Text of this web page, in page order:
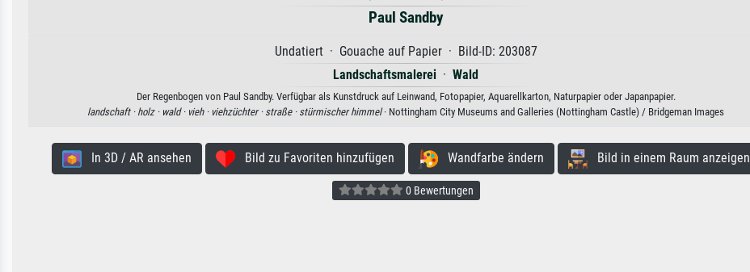
Paul Sandby
Undatiert · Gouache auf Papier · Bild-ID: 203087
Landschaftsmalerei · Wald
Der Regenbogen von Paul Sandby. Verfügbar als Kunstdruck auf Leinwand, Fotopapier, Aquarellkarton, Naturpapier oder Japanpapier.
landschaft · holz · wald · vieh · viehzüchter · straße · stürmischer himmel· Nottingham City Museums and Galleries (Nottingham Castle) / Bridgeman Images
In 3D / AR ansehen Bild zu Favoriten hinzufügen Wandfarbe ändern Bild in einem Raum anzeigen
0 Bewertungen